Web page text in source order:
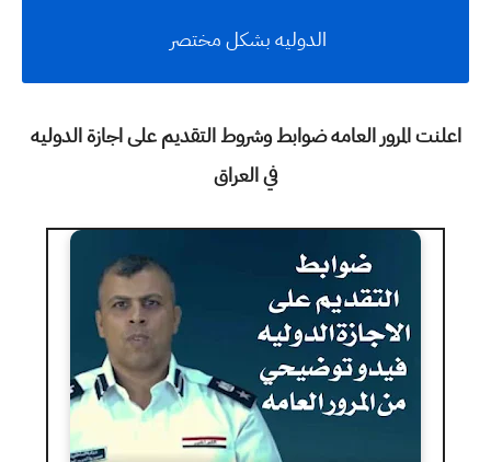
الدوليه بشكل مختصر
اعلنت المرور العامه ضوابط وشروط التقديم على اجازة الدوليه
في العراق